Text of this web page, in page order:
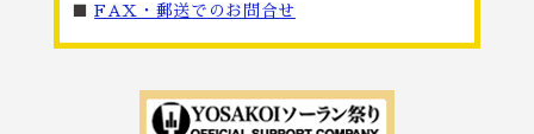
■FAX・郵送でのお問合せ